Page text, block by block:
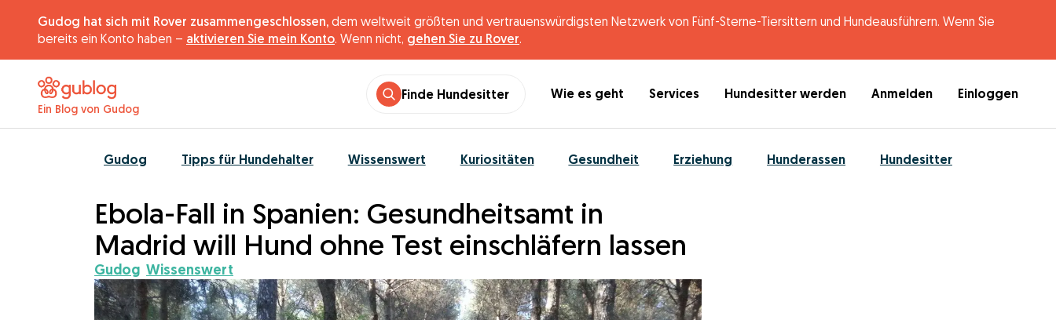
Gudog hat sich mit Rover zusammengeschlossen, dem weltweit größten und vertrauenswürdigsten Netzwerk von Fünf-Sterne-Tiersittern und Hundeausführern. Wenn Sie
bereits ein Konto haben – aktivieren Sie mein Konto. Wenn nicht, gehen Sie zu Rover.
Ein Blog von Gudog
Finde Hundesitter Wie es geht Services Hundesitter werden Anmelden Einloggen
Gudog Tipps für Hundehalter Wissenswert Kuriositäten Gesundheit Erziehung Hunderassen Hundesitter
Ebola-Fall in Spanien: Gesundheitsamt in
Madrid will Hund ohne Test einschläfern lassen
Gudog Wissenswert